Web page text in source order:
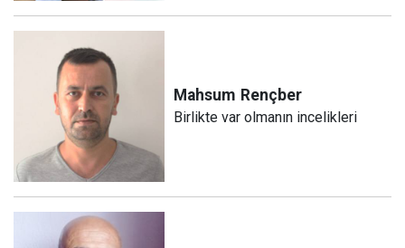
Mahsum Rençber
Birlikte var olmanın incelikleri